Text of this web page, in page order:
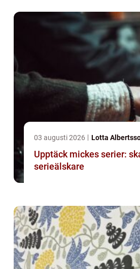
03 augusti 2026 Lotta
Upptäck mickes serier:
serieälskare